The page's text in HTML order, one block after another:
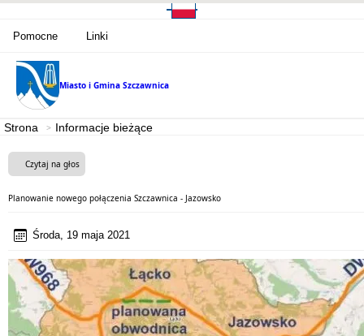
Pomocne Linki
Miasto i Gmina Szczawnica
Strona Informacje bieżące
Czytaj na głos
Planowanie nowego połączenia Szczawnica - Jazowsko
Środa, 19 maja 2021